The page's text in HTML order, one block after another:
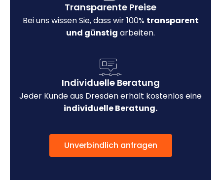
Transparente Preise
Bei uns wissen Sie, dass wir 100% transparent
und günstig arbeiten.
Individuelle Beratung
Jeder Kunde aus Dresden erhält kostenlos eine
individuelle Beratung.
Unverbindlich anfragen